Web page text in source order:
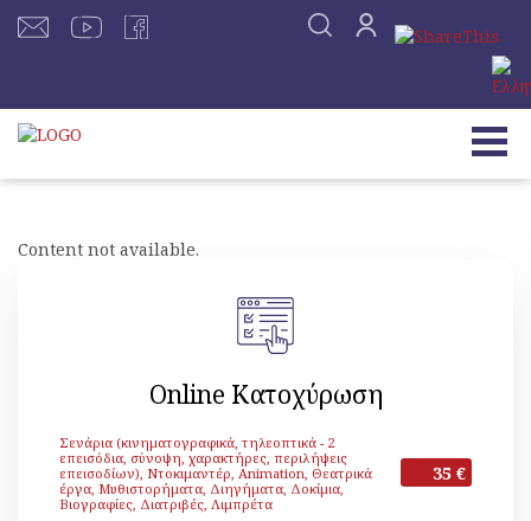
Content not available.
Online Κατοχύρωση
Σενάρια (κινηματογραφικά, τηλεοπτικά - 2
επεισόδια, σύνοψη, χαρακτήρες, περιλήψεις
επεισοδίων), Ντοκιμαντέρ, Animation, Θεατρικά
έργα, Μυθιστορήματα, Διηγήματα, Δοκίμια,
Βιογραφίες, Διατριβές, Λιμπρέτα
35 €